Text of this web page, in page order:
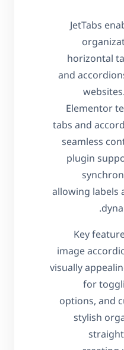
JetTabs
horizontal
and
Elementor
tabs and
seamless
plugin
allowing
Key
image
visually
for
options, and
stylish